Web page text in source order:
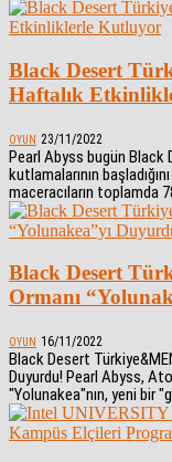
Black Desert
Haftalık
OYUN 23/11/2022
Pearl Abyss bugün Black
kutlamalarının
maceracıların toplamda
Black Desert
Ormanı
OYUN 16/11/2022
Black Desert
Duyurdu! Pearl Abyss,
"Yolunakea"nın, yeni bir